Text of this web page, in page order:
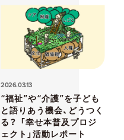
2026.03.13
“福祉”や“介護”を子ども
と語りあう機会、どうつく
る？ 「幸せ本普及プロジ
ェクト」活動レポート